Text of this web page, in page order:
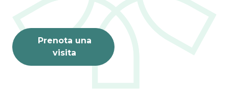
Prenota una
visita
VISITE ONLINE